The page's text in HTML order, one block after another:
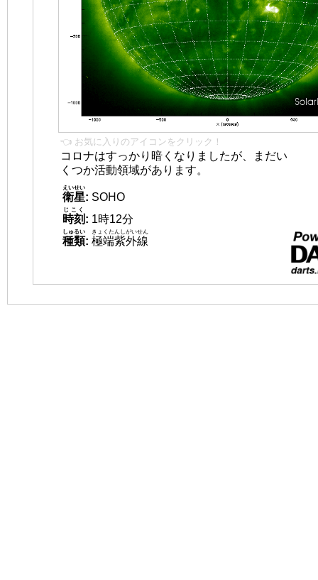
👈 お気に入りのアイコンをクリック！
コロナはすっかり暗くなりましたが、まだい
くつか活動領域があります。
衛星
えいせい
: SOHO
時刻
じこく
: 1時12分
種類
しゅるい
: 極端紫外線
きょくたんしがいせん